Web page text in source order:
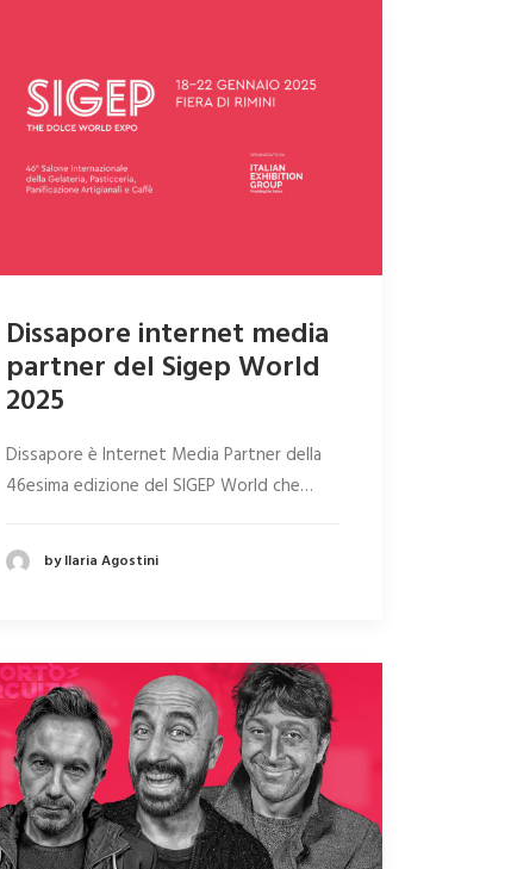
Dissapore internet media
partner del Sigep World
2025
Dissapore è Internet Media Partner della
46esima edizione del SIGEP World che…
by Ilaria Agostini